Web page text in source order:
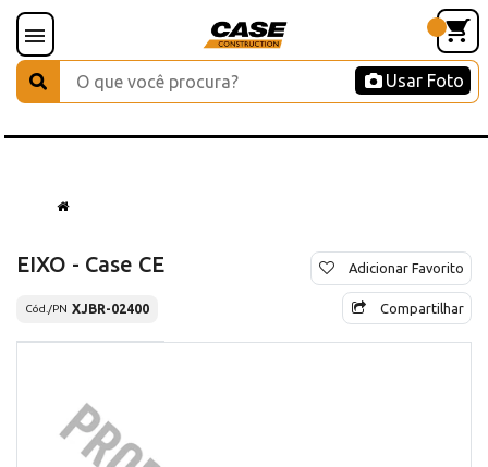
Usar Foto
EIXO - Case CE
Cód./PN XJBR-02400
Adicionar Favorito
Compartilhar